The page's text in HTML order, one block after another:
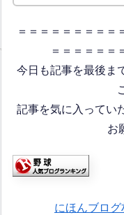
＝＝＝＝＝＝＝＝＝
＝＝＝＝＝＝
今日も記事を最後ま
記事を気に入ってい
お
にほんブログ